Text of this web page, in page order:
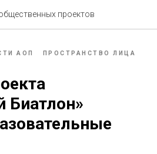
проектов
АОП
ПРОСТРАНСТВО ЛИЦА
Биатлон»